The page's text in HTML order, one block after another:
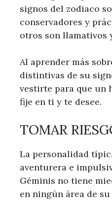
signos del zodiaco
conservadores y
otros son llamativos
Al aprender más
distintivas de su
vestirte para que un
fije en ti y te desee.
TOMAR
La personalidad
aventurera e
Géminis no tiene
en ningún área de su